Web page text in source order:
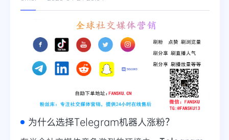
为什么选择Telegram机器人涨粉？